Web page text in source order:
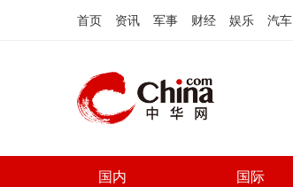
首页 资讯 军事 财经 娱乐 汽车
国内 国际